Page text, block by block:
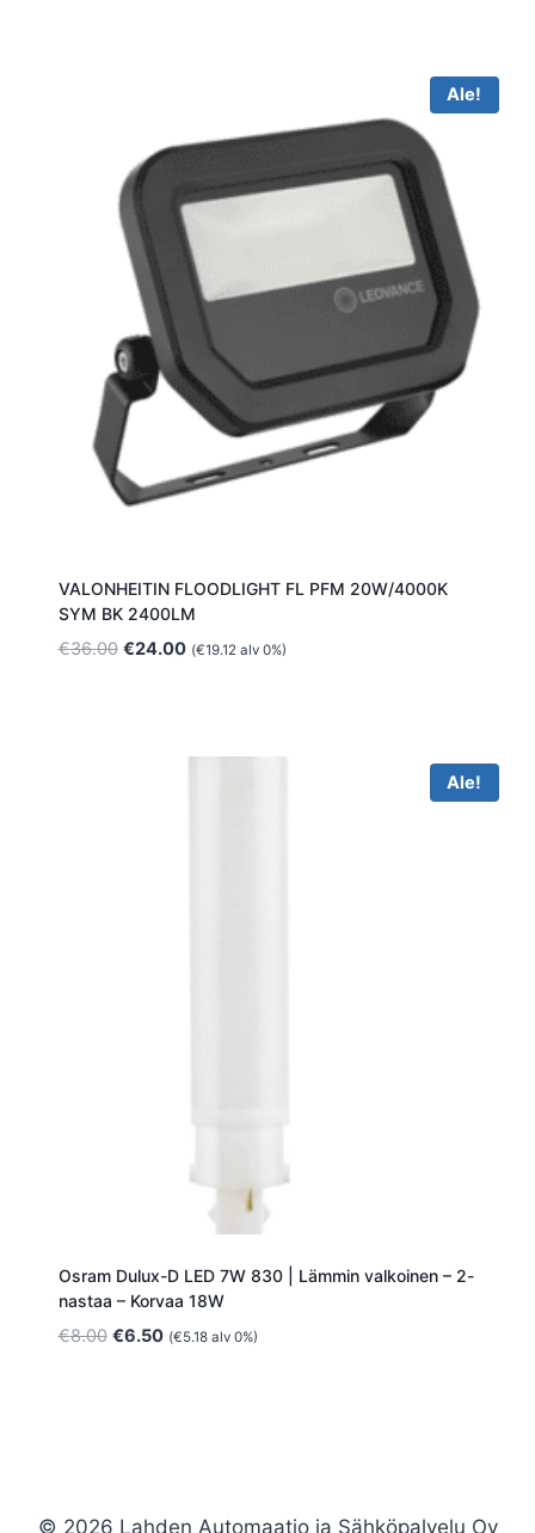
Ale!
VALONHEITIN FLOODLIGHT FL PFM 20W/4000K
SYM BK 2400LM
€36.00 Alkuperäinen
€24.00Nykyinen
(€19.12 alv 0%)
Ale!
Osram Dulux-D LED 7W 830 | Lämmin valkoinen – 2-
nastaa – Korvaa 18W
€8.00 Alkuperäinen
€6.50Nykyinen
(€5.18alv 0%)
© 2026 Lahden Automaatio ja Sähköpalvelu Oy